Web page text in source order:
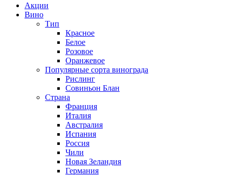
Акции
Вино
Тип
Красное
Белое
Розовое
Оранжевое
Популярные сорта винограда
Рислинг
Совиньон Блан
Страна
Франция
Италия
Австралия
Испания
Россия
Чили
Новая Зеландия
Германия